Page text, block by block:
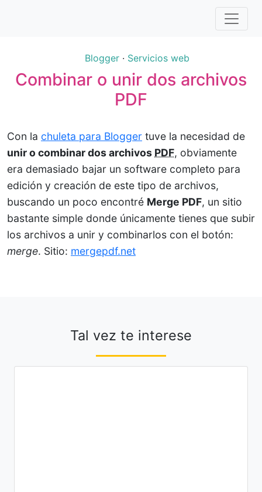
Blogger · Servicios web
Combinar o unir dos archivos
PDF
Con la chuleta para Blogger tuve la necesidad de
unir o combinar dos archivos PDF, obviamente
era demasiado bajar un software completo para
edición y creación de este tipo de archivos,
buscando un poco encontré Merge PDF, un sitio
bastante simple donde únicamente tienes que subir
los archivos a unir y combinarlos con el botón:
merge. Sitio: mergepdf.net
Tal vez te interese